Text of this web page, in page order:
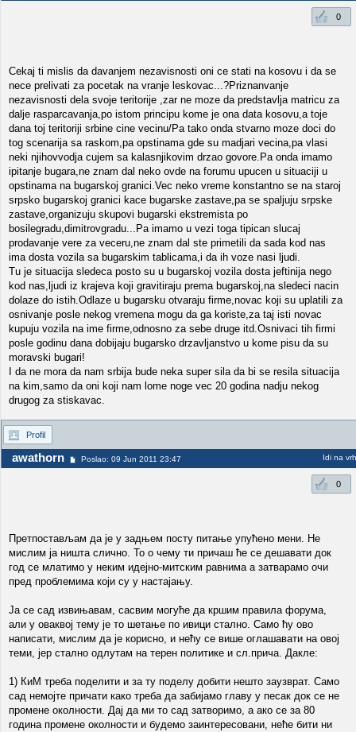
0
Cekaj ti mislis da davanjem nezavisnosti oni ce stati na kosovu i da se
nece prelivati za pocetak na vranje leskovac...?Priznanvanje
nezavisnosti dela svoje teritorije ,zar ne moze da predstavlja matricu za
dalje rasparcavanja,po istom principu kome je ona data kosovu,a toje
dana toj teritoriji srbine cine vecinu/Pa tako onda stvarno moze doci do
tog scenarija sa raskom,pa opstinama gde su madjari vecina,pa vlasi
neki njihovvodja cujem sa kalasnjikovim drzao govore.Pa onda imamo
ipitanje bugara,ne znam dal neko ovde na forumu upucen u situaciji u
opstinama na bugarskoj granici.Vec neko vreme konstantno se na staroj
srpsko bugarskoj granici kace bugarske zastave,pa se spaljuju srpske
zastave,organizuju skupovi bugarski ekstremista po
bosilegradu,dimitrovgradu...Pa imamo u vezi toga tipican slucaj
prodavanje vere za veceru,ne znam dal ste primetili da sada kod nas
ima dosta vozila sa bugarskim tablicama,i da ih voze nasi ljudi.
Tu je situacija sledeca posto su u bugarskoj vozila dosta jeftinija nego
kod nas,ljudi iz krajeva koji gravitiraju prema bugarskoj,na sledeci nacin
dolaze do istih.Odlaze u bugarsku otvaraju firme,novac koji su uplatili za
osnivanje posle nekog vremena mogu da ga koriste,za taj isti novac
kupuju vozila na ime firme,odnosno za sebe druge itd.Osnivaci tih firmi
posle godinu dana dobijaju bugarsko drzavljanstvo u kome pisu da su
moravski bugari!
I da ne mora da nam srbija bude neka super sila da bi se resila situacija
na kim,samo da oni koji nam lome noge vec 20 godina nadju nekog
drugog za stiskavac.
Profil
awathorn Poslao: 09 Jun 2011 23:47 Idi na vrh
0
Претпостављам да је у задњем посту питање упућено мени. Не
мислим ја ништа слично. То о чему ти причаш ће се дешавати док
год се млатимо у неким идејно-митским равнима а затварамо очи
пред проблемима који су у настајању.
Ја се сад извињавам, сасвим могуће да кршим правила форума,
али у оваквој тему је то шетање по ивици стално. Само ћу ово
написати, мислим да је корисно, и нећу се више оглашавати на овој
теми, јер стално одлутам на терен политике и сл.прича. Дакле:
1) КиМ треба поделити и за ту поделу добити нешто заузврат. Само
сад немојте причати како треба да забијамо главу у песак док се не
промене околности. Дај да ми то сад затворимо, а ако се за 80
година промене околности и будемо заинтересовани, неће бити ни